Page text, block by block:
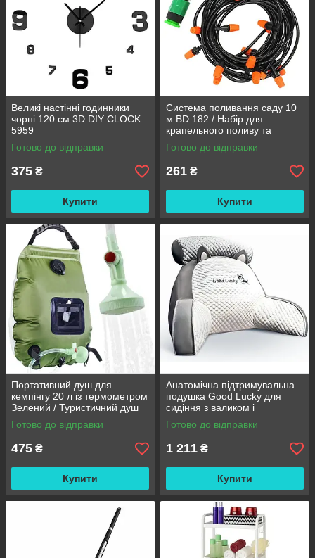
Великі настінні годинники
чорні 120 см 3D DIY CLOCK
5959
Готово до відправки
375 ₴
Купити
Система поливання саду 10
м BD 182 / Набір для
крапельного поливу та
охолодження / Комплект для
поливання
Готово до відправки
261 ₴
Купити
Портативний душ для
кемпінгу 20 л із термометром
Зелений / Туристичний душ
переносний з лійкою /
Польовий душ сумка
Готово до відправки
475 ₴
Купити
Анатомічна підтримувальна
подушка Good Lucky для
сидіння з валиком і
підлокітниками
Готово до відправки
1 211 ₴
Купити